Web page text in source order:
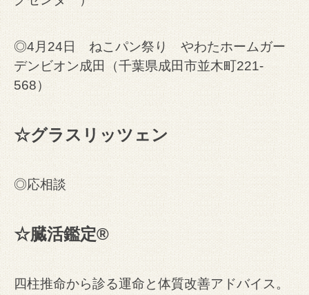
◎4月24日 ねこパン祭り やわたホームガー
デンビオン成田（千葉県成田市並木町221-
568）
☆グラスリッツェン
◎応相談
☆臓活鑑定®
四柱推命から診る運命と体質改善アドバイス。